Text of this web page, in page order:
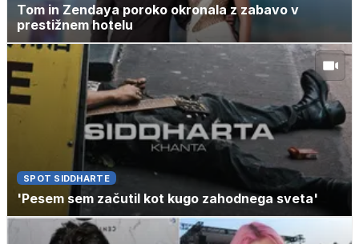
Tom in Zendaya poroko okronala z zabavo v
prestižnem hotelu
SPOT SIDDHARTE
'Pesem sem začutil kot kugo zahodnega sveta'